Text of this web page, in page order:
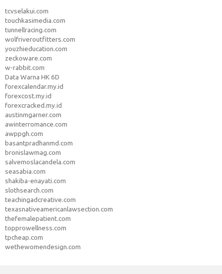
tcvselakui.com
touchkasimedia.com
tunnellracing.com
wolfriveroutfitters.com
youzhieducation.com
zeckoware.com
w-rabbit.com
Data Warna HK 6D
forexcalendar.my.id
forexcost.my.id
forexcracked.my.id
austinmgarner.com
awinterromance.com
awppgh.com
basantpradhanmd.com
bronislawmag.com
salvemoslacandela.com
seasabia.com
shakiba-enayati.com
slothsearch.com
teachingadcreative.com
texasnativeamericanlawsection.com
thefemalepatient.com
topprowellness.com
tpcheap.com
wethewomendesign.com